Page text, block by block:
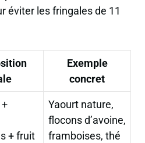
éviter les fringales de 11
Exemple
concret
+ fruit
Yaourt nature,
flocons d’avoine,
framboises, thé